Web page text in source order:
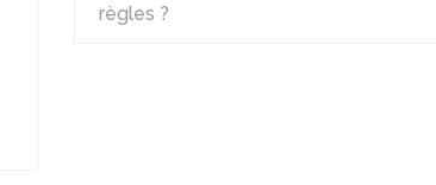
règles ?